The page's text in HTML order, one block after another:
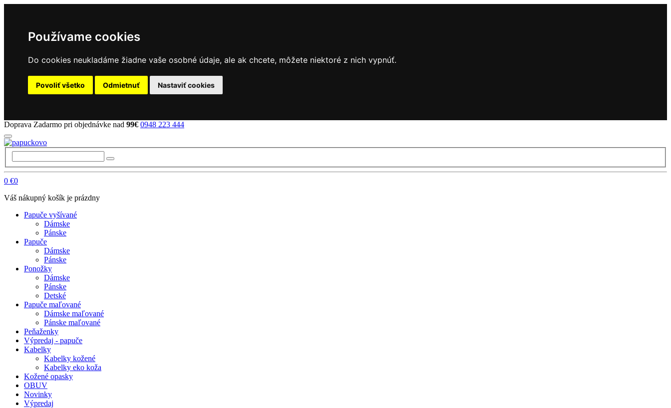
Používame cookies
Do cookies neukladáme žiadne vaše osobné údaje, ale ak chcete, môžete niektoré z nich vypnúť.
Povoliť všetko Odmietnuť Nastaviť cookies
Doprava Zadarmo pri objednávke nad 99€ 0948 223 444
0 €0
Váš nákupný košík je prázdny
Papuče vyšívané
Dámske
Pánske
Papuče
Dámske
Pánske
Ponožky
Dámske
Pánske
Detské
Papuče maľované
Dámske maľované
Pánske maľované
Peňaženky
Výpredaj - papuče
Kabelky
Kabelky kožené
Kabelky eko koža
Kožené opasky
OBUV
Novinky
Výpredaj